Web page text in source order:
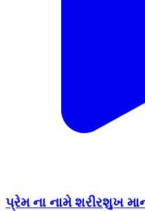
પ્રેમ ના નામે શરીરશુખ